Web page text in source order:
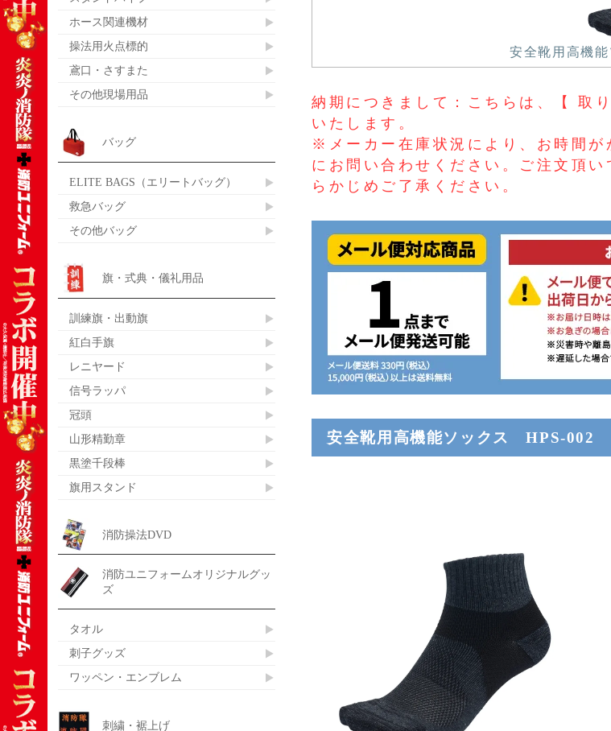
安全靴用高機
納期につきまして：こちらは、【 取
いたします。
※メーカー在庫状況により、お時間が
にお問い合わせください。ご注文頂
らかじめご了承ください。
安全靴用高機能ソックス HPS-002
ホース関連機材
操法用火点標的
鳶口・さすまた
その他現場用品
バッグ
ELITE BAGS（エリートバッグ）
救急バッグ
その他バッグ
旗・式典・儀礼用品
訓練旗・出動旗
紅白手旗
レニヤード
信号ラッパ
冠頭
山形精勤章
黒塗千段棒
旗用スタンド
消防操法DVD
消防ユニフォームオリジナルグッ
ズ
タオル
刺子グッズ
ワッペン・エンブレム
刺繍・裾上げ